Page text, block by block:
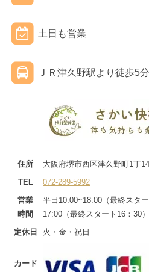
土日も営業
ＪＲ津久野駅より徒歩5分
住所
大阪府堺市西区津久野町1丁
TEL
072-289-5992
営業
時間
平日10:00~18:00（最終スタ
17:00（最終スタート16：30）
定休日
火・金・祝日
カード